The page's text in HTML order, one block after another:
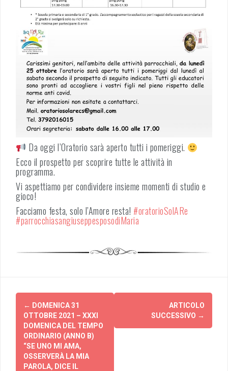
Da oggi l’Oratorio sarà aperto tutti i pomeriggi.
Ecco il prospetto per scoprire tutte le attività in
programma.
Vi aspettiamo per condividere insieme momenti di studio e
gioco!
Facciamo festa, solo l’Amore resta! #oratorioSolARe
#parrocchiasangiuseppesposodiMaria
Post
navigation
← DOMENICA 31
OTTOBRE 2021 – XXXI
DOMENICA DEL TEMPO
ORDINARIO (ANNO B)
“SE UNO MI AMA,
OSSERVERÀ LA MIA
PAROLA, DICE IL
ARTICOLO
SUCCESSIVO →